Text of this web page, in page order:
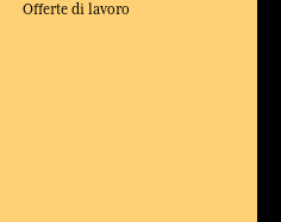
Offerte di lavoro